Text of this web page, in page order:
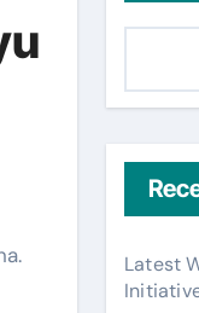
Latest